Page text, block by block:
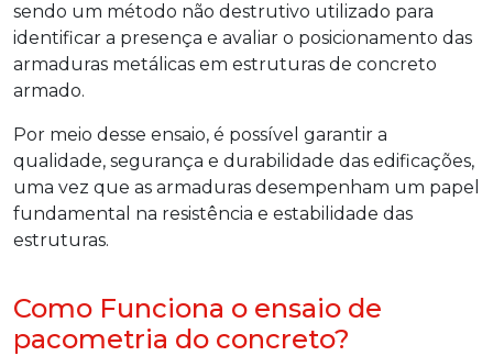
sendo um método não destrutivo utilizado para
identificar a presença e avaliar o posicionamento das
armaduras metálicas em estruturas de concreto
armado.
Por meio desse ensaio, é possível garantir a
qualidade, segurança e durabilidade das edificações,
uma vez que as armaduras desempenham um papel
fundamental na resistência e estabilidade das
estruturas.
Como Funciona o ensaio de
pacometria do concreto?